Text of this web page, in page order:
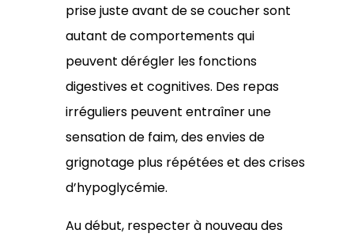
prise juste avant de se coucher sont
autant de comportements qui
peuvent dérégler les fonctions
digestives et cognitives. Des repas
irréguliers peuvent entraîner une
sensation de faim, des envies de
grignotage plus répétées et des crises
d’hypoglycémie.
Au début, respecter à nouveau des